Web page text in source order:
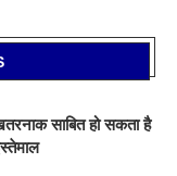
साबित हो सकता है